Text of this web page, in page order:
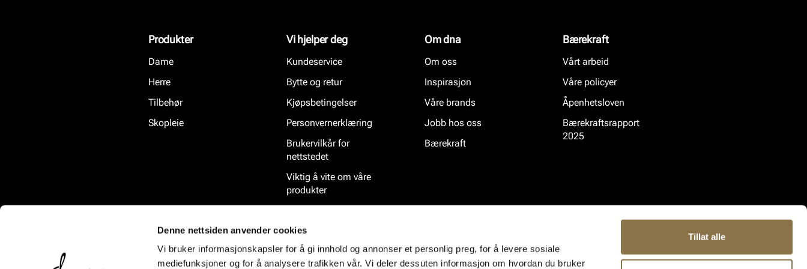
Denne nettsiden anvender cookies
Vi bruker informasjonskapsler for å gi innhold og annonser et personlig preg, for å levere sosiale
mediefunksjoner og for å analysere trafikken vår. Vi deler dessuten informasjon om hvordan du bruker
Tillat alle
Produkter
Dame
Herre
Tilbehør
Skopleie
Vi hjelper deg
Kundeservice
Bytte og retur
Kjøpsbetingelser
Personvernerklæring
Brukervilkår for
nettstedet
Viktig å vite om våre
produkter
Om dna
Om oss
Inspirasjon
Våre brands
Jobb hos oss
Bærekraft
Bærekraft
Vårt arbeid
Våre policyer
Åpenhetsloven
Bærekraftsrapport
2025